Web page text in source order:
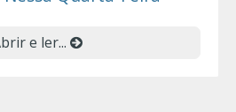
e ler...